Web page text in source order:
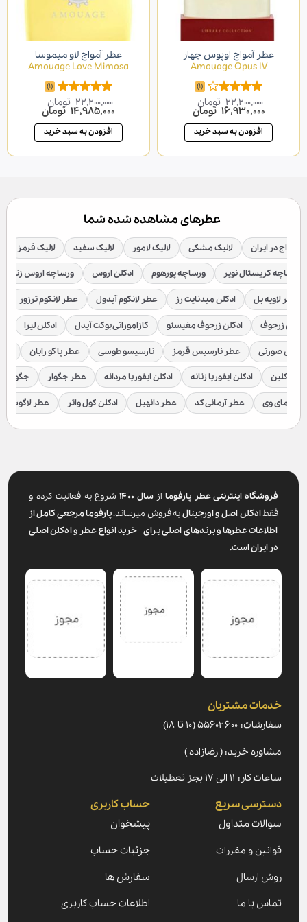
عطر آمواج اوپوس چهار
Amouage Opus IV
امتیاز
4.00از 5
(1)
22,200,000 تومان
قیمت
اصلی
22,200,000 تومان
بود.
16,930,000 تومانقیمت
است. افزودن به سبد خرید
عطر آمواج لاو میموسا
Amouage Love Mimosa
امتیاز5.00
از 5
(1)
22,200,000 تومان
قیمت
اصلی
22,200,000 تومان
بود.
14,985,000 تومانقیمت
است. افزودن به سبد خرید
عطرهای مشاهده شده شما
آمواج در ایران لالیک مشکی لالیک لامور لالیک سفید لالیک قرمز
ورساچه کریستال نویر ورساچه پورهوم ادکلن اروس ورساچه اروس زنانه
عطر لاویه بل ادکلن میدنایت رز عطر لانکوم آیدول عطر لانکوم ترزور
ادکلن زرجوف ادکلن زرجوف مفیستو کازاموراتی بوکت آیدل ادکلن لیرا
صورتی عطر نارسیس قرمز نارسیسو طوسی عطر پاکو رابان
کلین ادکلن ایفوریا زنانه ادکلن ایفوریا مردانه عطر جگوار جگوار
عطر مای وی عطر آرمانی کد عطر دانهیل ادکلن کول واتر عطر لاگوست
فروشگاه اینترنتی عطر پارفوما از سال ۱۴۰۰
شروع به فعالیت کرده و
فقطادکلن اصل و اورجینالبه فروش میرساند.پارفومامرجعی کامل از
اطلاعات عطرها و برندهای اصلی برای خرید انواع عطر و ادکلن اصلی
در ایران است.
خدمات مشتریان
سفارشات: ۵۵۶۰۲۶۰۰ (۱۰ تا ۱۸)
مشاوره خرید: ( رضازاده )
ساعات کار: ۱۱ الی ۱۷ بجز تعطیلات
دسترسی سریع
سوالات متداول
قوانین و مقررات
روش ارسال
تماس با ما
حساب کاربری
پیشخوان
جزئیات حساب
سفارش ها
اطلاعات حساب کاربری